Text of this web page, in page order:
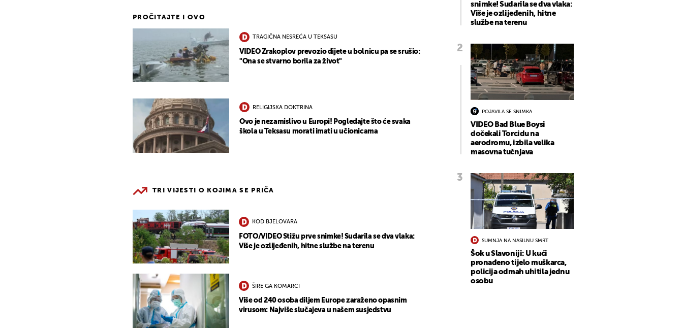
PROČITAJTE I OVO
TRAGIČNA NESREĆA U TEKSASU
VIDEO Zrakoplov prevozio dijete u bolnicu pa se srušio:
"Ona se stvarno borila za život"
RELIGIJSKA DOKTRINA
Ovo je nezamislivo u Europi! Pogledajte što će svaka
škola u Teksasu morati imati u učionicama
TRI VIJESTI O KOJIMA SE PRIČA
KOD BJELOVARA
FOTO/VIDEO Stižu prve snimke! Sudarila se dva vlaka:
Više je ozlijeđenih, hitne službe na terenu
ŠIRE GA KOMARCI
Više od 240 osoba diljem Europe zaraženo opasnim
virusom: Najviše slučajeva u našem susjedstvu
snimke! Sudarila se dva vlaka:
Više je ozlijeđenih, hitne
službe na terenu
POJAVILA SE SNIMKA
VIDEO Bad Blue Boysi
dočekali Torcidu na
aerodromu, izbila velika
masovna tučnjava
SUMNJA NA NASILNU SMRT
Šok u Slavoniji: U kući
pronađeno tijelo muškarca,
policija odmah uhitila jednu
osobu